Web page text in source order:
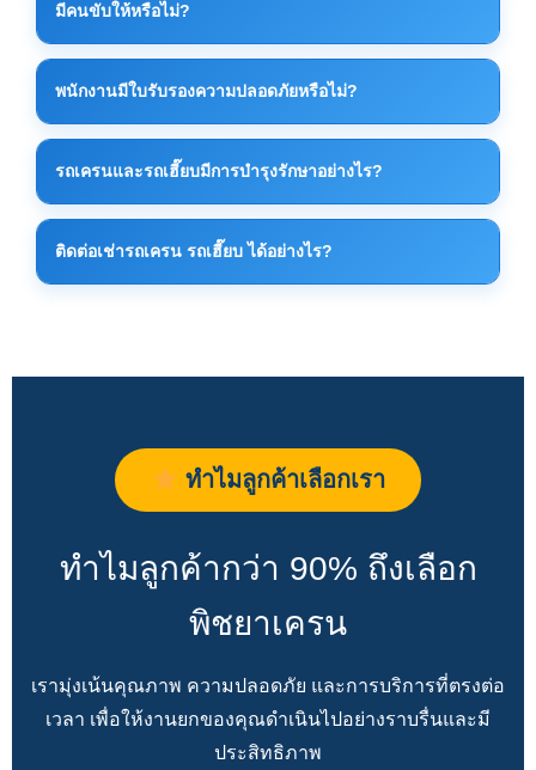
สามารถเลือกให้เหมาะกับงานยกของหนัก งานโรงงาน
หรือขนย้ายเครื่องจักรได้
มีคนขับให้หรือไม่?
ปลอดภัยและความถูกต้องในการยกของ
พนักงานมีใบรับรองความปลอดภัยหรือไม่?
พนักงานผ่านการอบรมด้านความปลอดภัยและมี
ประสบการณ์การทำงานจริงในไซต์งานอุตสาหกรรม
รถเครนและรถเฮี๊ยบมีการบำรุงรักษาอย่างไร?
มีการตรวจเช็คสภาพรถและระบบเครนเป็นประจำก่อนใช้
งานทุกครั้ง เพื่อความปลอดภัยและประสิทธิภาพสูงสุด
ติดต่อเช่ารถเครน รถเฮี๊ยบ ได้อย่างไร?
ทำไมลูกค้าเลือกเรา
ทำไมลูกค้ากว่า 90% ถึงเลือก
พิชยาเครน
เรามุ่งเน้นคุณภาพ ความปลอดภัย และการบริการที่ตรงต่อ
เวลา เพื่อให้งานยกของคุณดำเนินไปอย่างราบรื่นและมี
ประสิทธิภาพ